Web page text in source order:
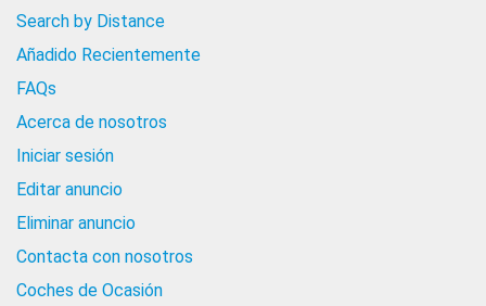
Search by Distance
Añadido Recientemente
FAQs
Acerca de nosotros
Iniciar sesión
Editar anuncio
Eliminar anuncio
Contacta con nosotros
Coches de Ocasión